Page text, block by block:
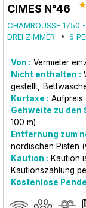
CIMES N°46
CHAMROUSSE 1750
DREI ZIMMER
6
Von : Vermieter
Nicht enthalten :
gestellt
Kurtaxe : Aufpreis
Gehweite zu den
100 m)
Entfernung zum
nordischen Pisten
Kaution : Kaution
Kautionszahlung
Kostenlose